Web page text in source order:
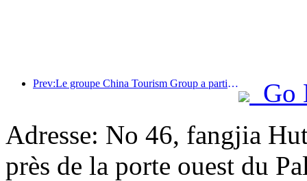
Prev:Le groupe China Tourism Group a participé à l'Exposition internationale d'importation de Chine pendant huit années consécutives, signant des contrats d'une valeur de plus d'un milliard de dollars américains.
Go
Adresse: No 46, fangjia
près de la porte ouest du